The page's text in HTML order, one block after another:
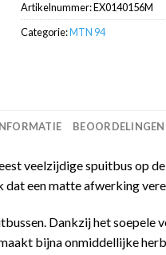
Artikelnummer:EX0140156M
Categorie:MTN 94
BEOORDELINGEN
veelzijdige spuitbus op
dat een matte afwerking
Dankzij het
bijna onmiddellijke